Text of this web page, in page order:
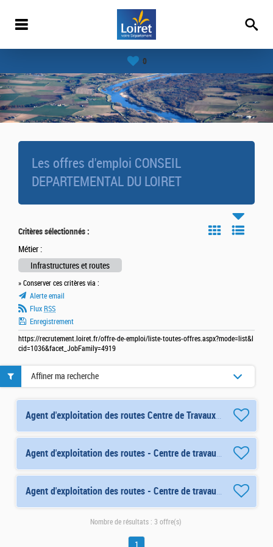
0
Les offres d'emploi CONSEIL
DEPARTEMENTAL DU LOIRET
Critères sélectionnés :
Métier :
Infrastructures et routes
» Conserver ces critères via :
Alerte email
Flux RSS
Enregistrement
https://recrutement.loiret.fr/offre-de-emploi/liste-toutes-offres.aspx?mode=list&l
cid=1036&facet_JobFamily=4919
Agent d'exploitation des routes Centre de Travaux d'ARTENAY (6823) H/F
Agent d'exploitation des routes - Centre de travaux de Morailles (6774) H/F
Agent d'exploitation des routes - Centre de travaux de Châteauneuf-sur-Loire (6732) H/F
Affiner ma recherche
Nombre de résultats : 3 offre(s)
1